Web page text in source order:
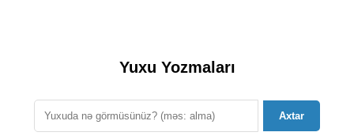
Yuxu Yozmaları
Axtar